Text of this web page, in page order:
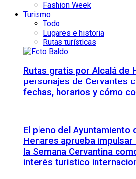
Fashion Week
Turismo
Todo
Lugares e historia
Rutas turísticas
Rutas gratis por Alcalá de
personajes de Cervantes
fechas, horarios y cómo
El pleno del Ayuntamiento
Henares aprueba impulsar
la Semana Cervantina
interés turístico